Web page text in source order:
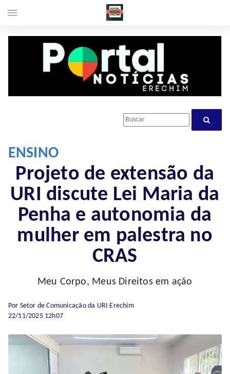
ENSINO
Projeto de extensão da
URI discute Lei Maria da
Penha e autonomia da
mulher em palestra no
CRAS
Meu Corpo, Meus Direitos em ação
Por Setor de Comunicação da URI Erechim
22/11/2025 12h07
menu